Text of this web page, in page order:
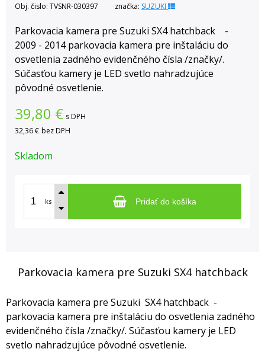
Obj. čislo: TVSNR-030397 značka: SUZUKI
Parkovacia kamera pre Suzuki SX4 hatchback -
2009 - 2014 parkovacia kamera pre inštaláciu do
osvetlenia zadného evidenčného čísla /značky/.
Súčasťou kamery je LED svetlo nahradzujúce
pôvodné osvetlenie.
39,80 € s DPH
32,36 € bez DPH
Skladom
ks Pridať do košíka
Parkovacia kamera pre Suzuki SX4 hatchback
Parkovacia kamera pre Suzuki SX4 hatchback -
parkovacia kamera pre inštaláciu do osvetlenia zadného
evidenčného čísla /značky/. Súčasťou kamery je LED
svetlo nahradzujúce pôvodné osvetlenie.